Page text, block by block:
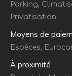
Parking,
Privatisation
Moyens de
Espèces,
À proximité